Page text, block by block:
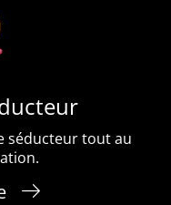
séducteur tout au